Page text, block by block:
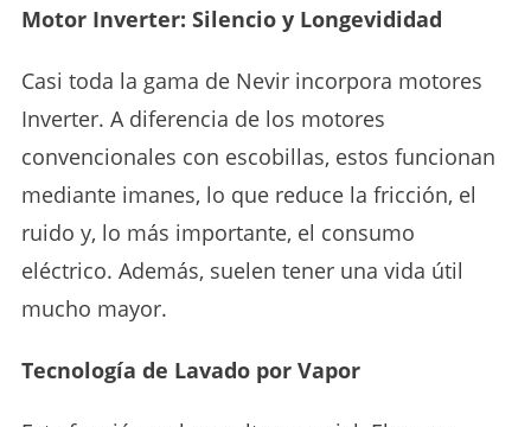
Motor Inverter: Silencio y Longevididad
Casi toda la gama de Nevir incorpora motores
Inverter. A diferencia de los motores
convencionales con escobillas, estos funcionan
mediante imanes, lo que reduce la fricción, el
ruido y, lo más importante, el consumo
eléctrico. Además, suelen tener una vida útil
mucho mayor.
Tecnología de Lavado por Vapor